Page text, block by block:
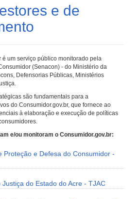
e de
é um serviço público monitorado pela
(Senacon) - do Ministério da
Defensorias Públicas, Ministérios
são fundamentais para a
do Consumidor.gov.br, que fornece ao
à elaboração e execução de políticas
e/ou monitoram o Consumidor.gov.br:
Proteção e Defesa do Consumidor -
do Estado do Acre - TJAC